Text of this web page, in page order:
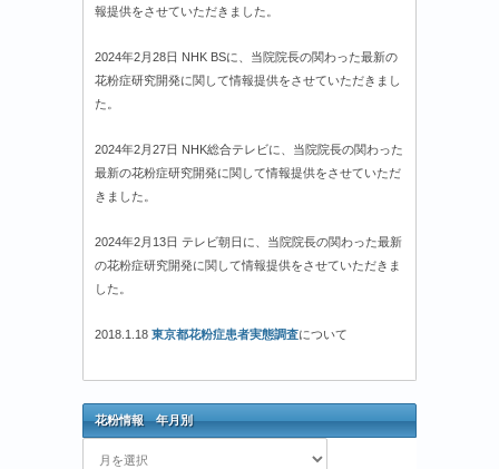
報提供をさせていただきました。
2024年2月28日 NHK BSに、当院院長の関わった最新の
花粉症研究開発に関して情報提供をさせていただきまし
た。
2024年2月27日 NHK総合テレビに、当院院長の関わった
最新の花粉症研究開発に関して情報提供をさせていただ
きました。
2024年2月13日 テレビ朝日に、当院院長の関わった最新
の花粉症研究開発に関して情報提供をさせていただきま
した。
2018.1.18 東京都花粉症患者実態調査について
花粉情報 年月別
花